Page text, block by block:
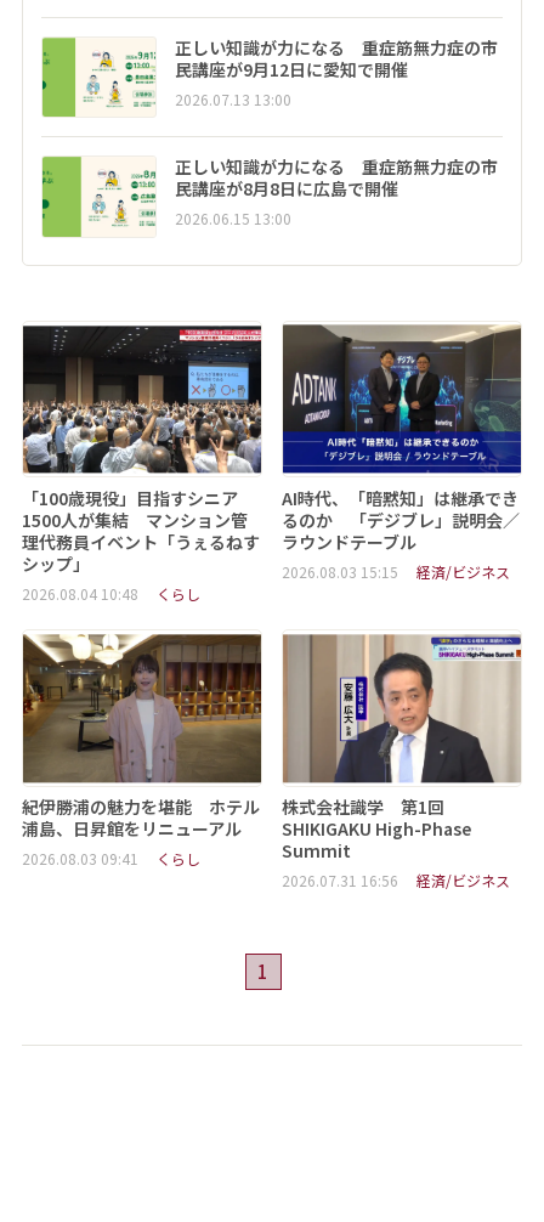
正しい知識が力になる 重症筋無力症の市
民講座が9月12日に愛知で開催
2026.07.13 13:00
正しい知識が力になる 重症筋無力症の市
民講座が8月8日に広島で開催
2026.06.15 13:00
「100歳現役」目指すシニア
1500人が集結 マンション管
理代務員イベント「うぇるねす
シップ」
2026.08.04 10:48 くらし
AI時代、「暗黙知」は継承でき
るのか 「デジブレ」説明会／
ラウンドテーブル
2026.08.03 15:15 経済/ビジネス
紀伊勝浦の魅力を堪能 ホテル
浦島、日昇館をリニューアル
2026.08.03 09:41 くらし
株式会社識学 第1回
SHIKIGAKU High-Phase
Summit
2026.07.31 16:56 経済/ビジネス
1